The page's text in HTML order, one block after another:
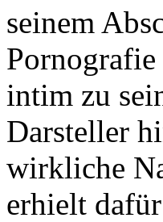
seinem
intim zu
Darsteller
wirkliche
erhielt